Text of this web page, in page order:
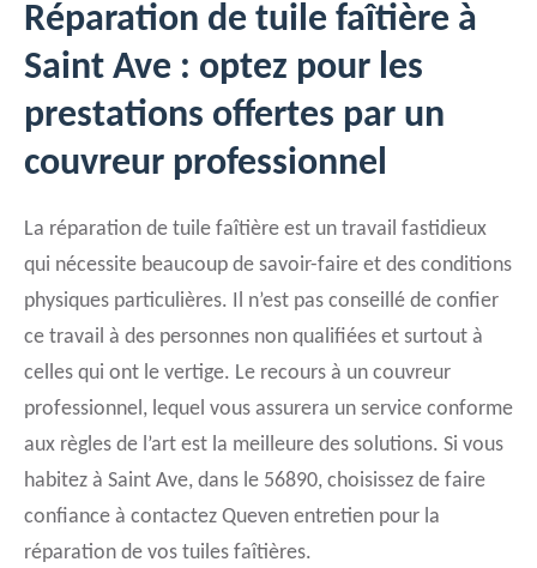
Réparation de tuile faîtière à
Saint Ave : optez pour les
prestations offertes par un
couvreur professionnel
La réparation de tuile faîtière est un travail fastidieux
qui nécessite beaucoup de savoir-faire et des conditions
physiques particulières. Il n’est pas conseillé de confier
ce travail à des personnes non qualifiées et surtout à
celles qui ont le vertige. Le recours à un couvreur
professionnel, lequel vous assurera un service conforme
aux règles de l’art est la meilleure des solutions. Si vous
habitez à Saint Ave, dans le 56890, choisissez de faire
confiance à contactez Queven entretien pour la
réparation de vos tuiles faîtières.